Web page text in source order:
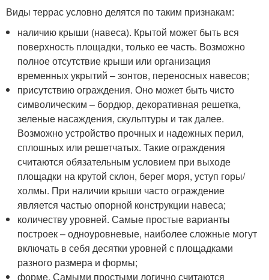
Виды террас условно делятся по таким признакам:
наличию крыши (навеса). Крытой может быть вся
поверхность площадки, только ее часть. Возможно
полное отсутствие крыши или организация
временных укрытий – зонтов, переносных навесов;
присутствию ограждения. Оно может быть чисто
символическим – бордюр, декоративная решетка,
зеленые насаждения, скульптуры и так далее.
Возможно устройство прочных и надежных перил,
сплошных или решетчатых. Такие ограждения
считаются обязательным условием при выходе
площадки на крутой склон, берег моря, уступ горы/
холмы. При наличии крыши часто ограждение
является частью опорной конструкции навеса;
количеству уровней. Самые простые варианты
построек – одноуровневые, наиболее сложные могут
включать в себя десятки уровней с площадками
разного размера и формы;
форме. Самыми простыми логично считаются